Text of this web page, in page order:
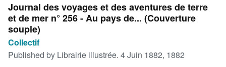
My Purchases
Advanced Search
Browse Collections
Journal des voyages et des aventures de terre
et de mer n° 256 - Au pays de... (Couverture
souple)
Collectif
Published by Librairie illustrée. 4 Juin 1882, 1882